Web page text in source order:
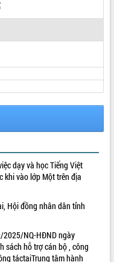
dạy và học Tiếng Việt
khi vào lớp Một trên địa
Hội đồng nhân dân tỉnh
2025/NQ-HĐND ngày
sách hỗ trợ cán bộ , công
táctạiTrung tâm hành